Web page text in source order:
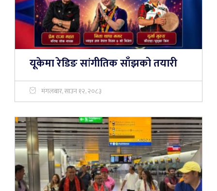
यूकेमा रेडिङ सांगीतिक साँझको तयारी
मंगलबार, साउन १२, २०८३